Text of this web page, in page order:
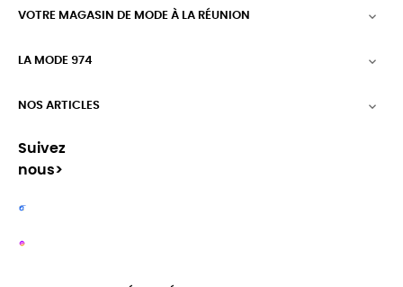
VOTRE MAGASIN DE MODE À LA RÉUNION 
LA MODE 974 
NOS ARTICLES 
Suivez
nous>